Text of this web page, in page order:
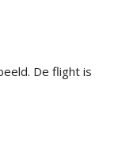
De flight is